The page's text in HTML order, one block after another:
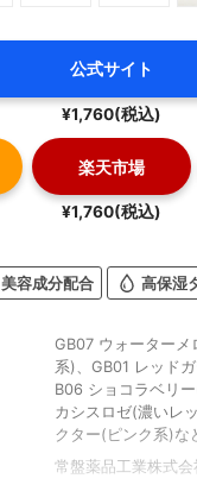
公式サイト
¥1,760(税込)
楽天市場
¥1,760(税込)
美容成分配合 高保湿
GB07 ウォーターメ
系)、GB01 レッド
B06 ショコラベリ
カシスロゼ(濃いレ
クター(ピンク系)な
常盤薬品工業株式会